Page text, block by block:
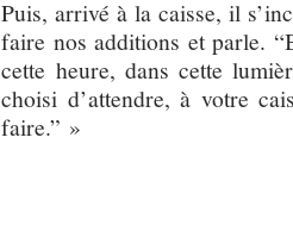
Puis, arrivé à la caisse, il
faire nos additions et parle.
cette heure, dans cette
choisi d’attendre, à votre
faire.” »